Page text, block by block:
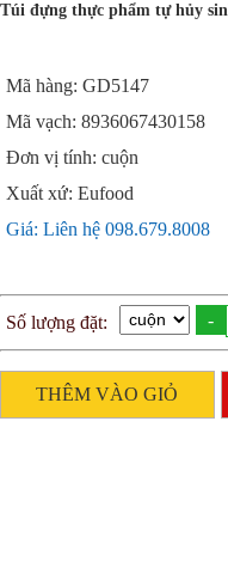
Túi đựng thực phẩm tự hủy
Mã hàng: GD5147
Mã vạch: 8936067430158
Đơn vị tính: cuộn
Xuất xứ: Eufood
Giá: Liên hệ 098.679.8008
Số lượng đặt: -
THÊM VÀO GIỎ